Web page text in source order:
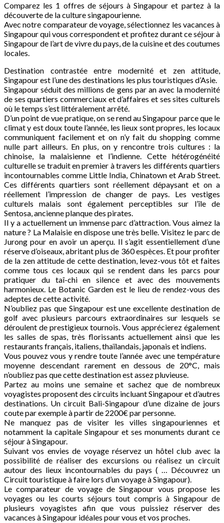
Comparez les 1 offres de séjours à Singapour et partez à la
découverte de la culture singapourienne.
Avec notre comparateur de voyage, sélectionnez les vacances à
Singapour qui vous correspondent et profitez durant ce séjour à
Singapour de l’art de vivre du pays, de la cuisine et des coutumes
locales.
Destination contrastée entre modernité et zen attitude,
Singapour est l’une des destinations les plus touristiques d’Asie.
Singapour séduit des millions de gens par an avec la modernité
de ses quartiers commerciaux et d’affaires et ses sites culturels
où le temps s’est littéralement arrêté.
D’un point de vue pratique, on se rend au Singapour parce que le
climat y est doux toute l’année, les lieux sont propres, les locaux
communiquent facilement et on n’y fait du shopping comme
nulle part ailleurs. En plus, on y rencontre trois cultures : la
chinoise, la malaisienne et l’indienne. Cette hétérogénéité
culturelle se traduit en premier à travers les différents quartiers
incontournables comme Little India, Chinatown et Arab Street.
Ces différents quartiers sont réellement dépaysant et on a
réellement l’impression de changer de pays. Les vestiges
culturels malais sont également perceptibles sur l’île de
Sentosa, ancienne planque des pirates.
Il y a actuellement un immense parc d’attraction. Vous aimez la
nature ? La Malaisie en dispose une très belle. Visitez le parc de
Jurong pour en avoir un aperçu. Il s’agit essentiellement d’une
réserve d’oiseaux, abritant plus de 360 espèces. Et pour profiter
de la zen attitude de cette destination, levez-vous tôt et faites
comme tous ces locaux qui se rendent dans les parcs pour
pratiquer du taî-chi en silence et avec des mouvements
harmonieux. Le Botanic Garden est le lieu de rendez-vous des
adeptes de cette activité.
N’oubliez pas que Singapour est une excellente destination de
golf avec plusieurs parcours extraordinaires sur lesquels se
déroulent de prestigieux tournois. Vous apprécierez également
les salles de spas, très florissants actuellement ainsi que les
restaurants français, italiens, thaïlandais, japonais et indiens.
Vous pouvez vous y rendre toute l’année avec une température
moyenne descendant rarement en dessous de 20°C, mais
n’oubliez pas que cette destination est assez pluvieuse.
Partez au moins une semaine et sachez que de nombreux
voyagistes proposent des circuits incluant Singapour et d’autres
destinations. Un circuit Bali-Singapour d’une dizaine de jours
coute par exemple à partir de 2200€ par personne.
Ne manquez pas de visiter les villes singapouriennes et
notamment la capitale Singapour et ses monuments durant ce
séjour à Singapour.
Suivant vos envies de voyage réservez un hôtel club avec la
possibilité de réaliser des excursions ou réalisez un circuit
autour des lieux incontournables du pays ( … Découvrez un
Circuit touristique à faire lors d’un voyage à Singapour).
Le comparateur de voyage de Singapour vous propose les
voyages ou les courts séjours tout compris à Singapour de
plusieurs voyagistes afin que vous puissiez réserver des
vacances à Singapour idéales pour vous et vos proches.